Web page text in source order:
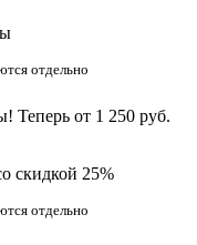
отдельно
Теперь от 1 250 руб.
скидкой 25%
отдельно